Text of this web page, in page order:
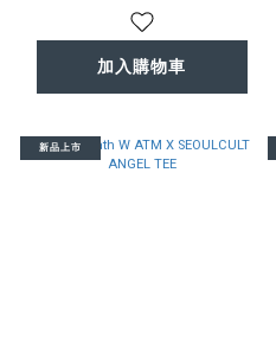
加入購物車
新品上市